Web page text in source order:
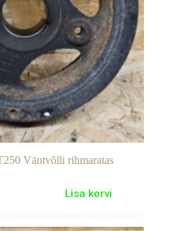
Väntvõlli rihmaratas
Lisa korvi